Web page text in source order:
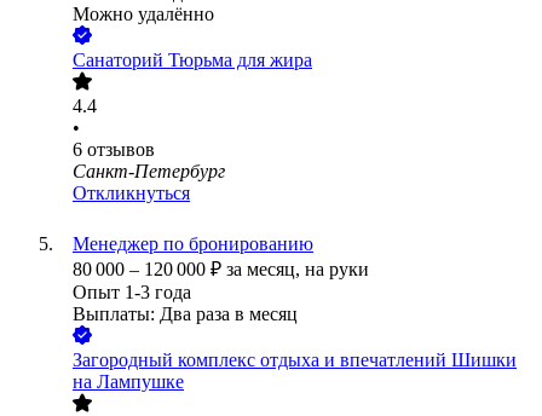
Можно удалённо
Санаторий Тюрьма для жира
4.4
•
6 отзывов
Санкт-Петербург
Откликнуться
Менеджер по бронированию
80 000 – 120 000 ₽ за месяц, на руки
Опыт 1-3 года
Выплаты: Два раза в месяц
Загородный комплекс отдыха и впечатлений Шишки
на Лампушке